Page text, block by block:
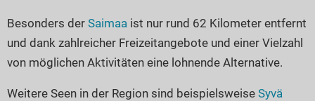
Besonders der Saimaa ist nur rund 62 Kilometer entfernt
und dank zahlreicher Freizeitangebote und einer Vielzahl
von möglichen Aktivitäten eine lohnende Alternative.
Weitere Seen in der Region sind beispielsweise Syvä